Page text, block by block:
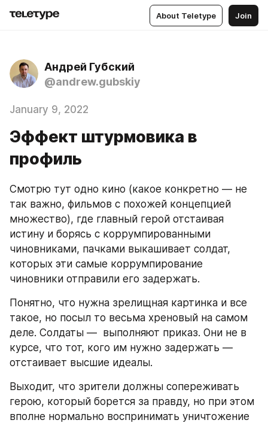
About Teletype Join
Андрей Губский
@andrew.gubskiy
January 9, 2022
Эффект штурмовика в
профиль
Смотрю тут одно кино (какое конкретно — не
так важно, фильмов с похожей концепцией
множество), где главный герой отстаивая
истину и борясь с коррумпированными
чиновниками, пачками выкашивает солдат,
которых эти самые коррумпирование
чиновники отправили его задержать.
Понятно, что нужна зрелищная картинка и все
такое, но посыл то весьма хреновый на самом
деле. Солдаты —  выполняют приказ. Они не в
курсе, что тот, кого им нужно задержать —
отстаивает высшие идеалы.
Выходит, что зрители должны сопереживать
герою, который борется за правду, но при этом
вполне нормально воспринимать уничтожение